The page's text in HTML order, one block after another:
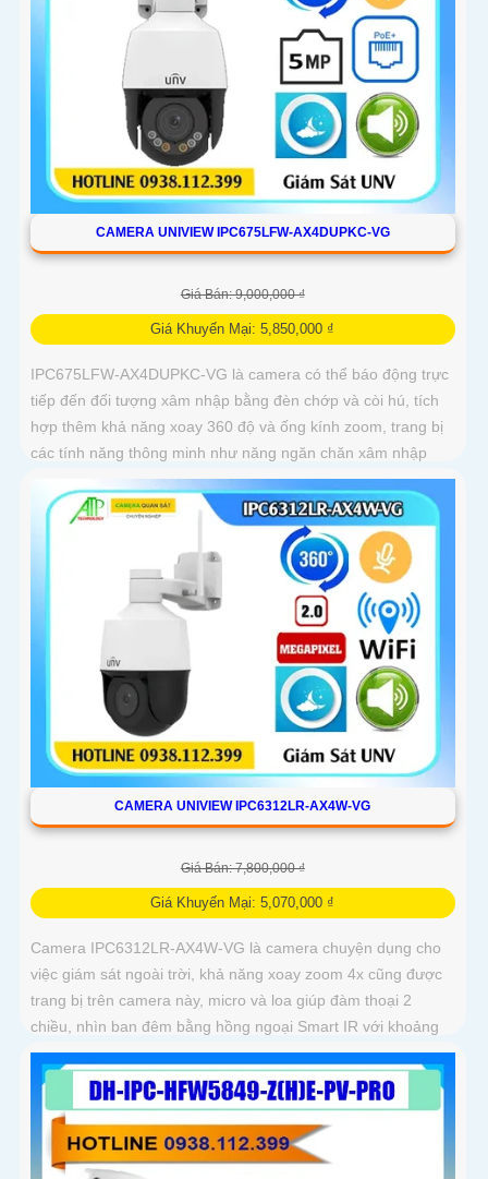
CAMERA UNIVIEW IPC675LFW-AX4DUPKC-VG
Giá Bán: 9,000,000 ₫
Giá Khuyến Mại: 5,850,000 ₫
IPC675LFW-AX4DUPKC-VG là camera có thể báo động trực
tiếp đến đối tượng xâm nhập bằng đèn chớp và còi hú, tích
hợp thêm khả năng xoay 360 độ và ống kính zoom, trang bị
các tính năng thông minh như năng ngăn chăn xâm nhập
thông minh tránh được tính trạng báo động giả
CAMERA UNIVIEW IPC6312LR-AX4W-VG
Giá Bán: 7,800,000 ₫
Giá Khuyến Mại: 5,070,000 ₫
Camera IPC6312LR-AX4W-VG là camera chuyện dụng cho
việc giám sát ngoài trời, khả năng xoay zoom 4x cũng được
trang bị trên camera này, micro và loa giúp đàm thoại 2
chiều, nhìn ban đêm bằng hồng ngoại Smart IR với khoảng
cách lên đến 50m, chuẩn nén Ultra265/H.265/H